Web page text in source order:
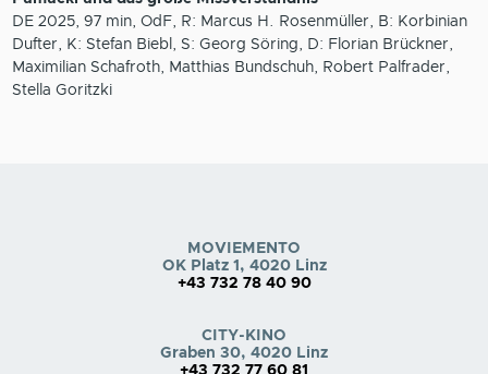
DE 2025, 97 min, OdF, R: Marcus H. Rosenmüller, B: Korbinian
Dufter, K: Stefan Biebl, S: Georg Söring, D: Florian Brückner,
Maximilian Schafroth, Matthias Bundschuh, Robert Palfrader,
Stella Goritzki
MOVIEMENTO
OK Platz 1, 4020 Linz
+43 732 78 40 90
CITY-KINO
Graben 30, 4020 Linz